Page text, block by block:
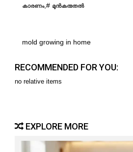
കാരണം,# മുന്‍കരുതല്‍
mold growing in home
RECOMMENDED FOR YOU:
no relative items
EXPLORE MORE